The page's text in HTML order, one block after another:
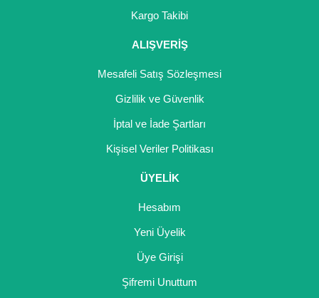
Gönder
Kargo Takibi
ALIŞVERİŞ
Mesafeli Satış Sözleşmesi
Gizlilik ve Güvenlik
İptal ve İade Şartları
Kişisel Veriler Politikası
ÜYELİK
Hesabım
Yeni Üyelik
Üye Girişi
Şifremi Unuttum